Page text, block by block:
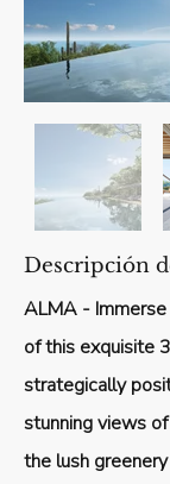
Descripción
ALMA -
of this exquisite
strategically
stunning views
the lush